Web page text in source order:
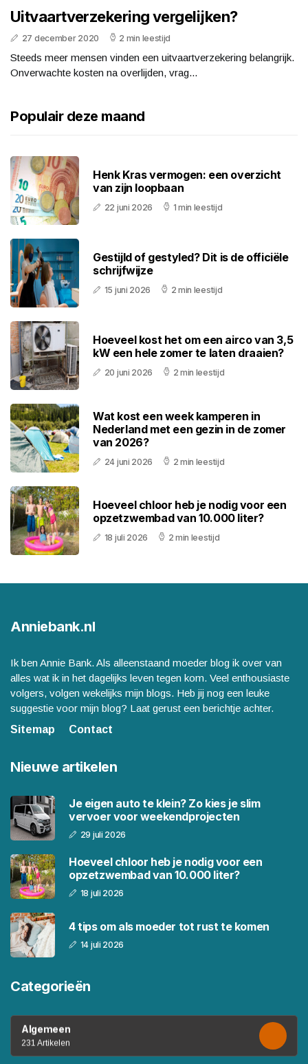
Uitvaartverzekering vergelijken?
27 december 2020 2 min leestijd
Steeds meer mensen vinden een uitvaartverzekering belangrijk.
Onverwachte kosten na overlijden, vrag...
Populair deze maand
Henk Kras vermogen: een overzicht
van zijn loopbaan
22 juni 2026 1 min leestijd
Gestijld of gestyled? Dit is de officiële
schrijfwijze
15 juni 2026 2 min leestijd
Hoeveel kost het om een airco van 3,5
kW een hele zomer te laten draaien?
20 juni 2026 2 min leestijd
Wat kost een week kamperen in
Nederland met een gezin in de zomer
van 2026?
24 juni 2026 2 min leestijd
Hoeveel chloor heb je nodig voor een
opzetzwembad van 10.000 liter?
18 juli 2026 2 min leestijd
Anniebank.nl
Ik ben Annie Bank. Als alleenstaand moeder blog ik over van
alles wat ik in het dagelijks leven tegen kom. Veel enthousiaste
volgers, volgen wekelijks mijn blogs. Heb jij nog een leuke
suggestie voor mijn blog? Laat gerust een berichtje achter.
Sitemap
Contact
Nieuwe artikelen
Je eigen auto te klein? Zo kies je slim
vervoer voor weekendprojecten
29 juli 2026
Hoeveel chloor heb je nodig voor een
opzetzwembad van 10.000 liter?
18 juli 2026
4 tips om als moeder tot rust te komen
14 juli 2026
Categorieën
Algemeen
231 Artikelen